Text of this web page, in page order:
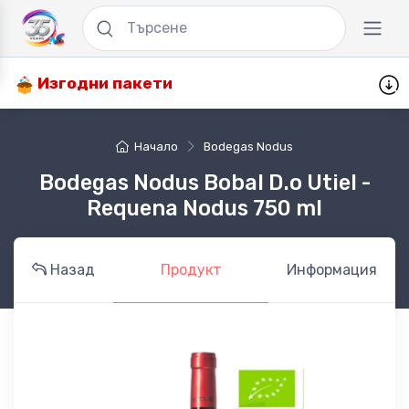
Изгодни пакети
Начало Bodegas Nodus
Bodegas Nodus Bobal D.o Utiel -
Requena Nodus 750 ml
Назад Продукт Информация